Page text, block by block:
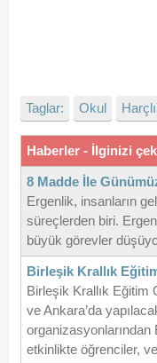
Taglar: Okul
Haberler - İlginizi
8 Madde İle
Ergenlik, insanların
süreçlerden biri.
büyük görevler
Birleşik Krallık
Birleşik Krallık Eğitim
ve Ankara’da
organizasyonlarından
etkinlikte öğrenciler,